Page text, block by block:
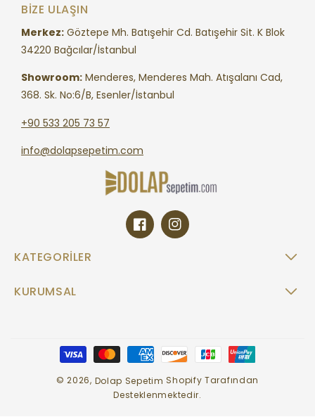
FacebookInstagram
KATEGORILER
KURUMSAL
BIZE ULAŞIN
Merkez: Göztepe Mh. Batışehir Cd. Batışehir Sit. K Blok
34220 Bağcılar/İstanbul
Showroom: Menderes, Menderes Mah. Atışalanı Cad,
368. Sk. No:6/B, Esenler/İstanbul
+90 533 205 73 57
info@dolapsepetim.com
Ödeme
yöntemleri
© 2026, Dolap Sepetim Shopify Tarafından
Desteklenmektedir.